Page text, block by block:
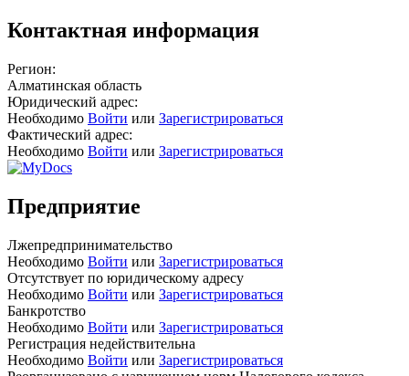
Контактная информация
Регион:
Алматинская область
Юридический адрес:
Необходимо Войти или Зарегистрироваться
Фактический адрес:
Необходимо Войти или Зарегистрироваться
Предприятие
Лжепредпринимательство
Необходимо Войти или Зарегистрироваться
Отсутствует по юридическому адресу
Необходимо Войти или Зарегистрироваться
Банкротство
Необходимо Войти или Зарегистрироваться
Регистрация недействительна
Необходимо Войти или Зарегистрироваться